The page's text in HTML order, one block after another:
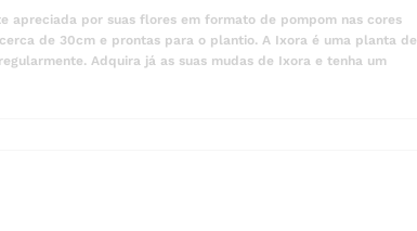
apreciada por suas flores em formato de pompom nas cores
de 30cm e prontas para o plantio. A Ixora é uma planta de
Adquira já as suas mudas de Ixora e tenha um